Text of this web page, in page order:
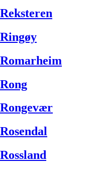
Reksteren
Ringøy
Romarheim
Rong
Rongevær
Rosendal
Rossland